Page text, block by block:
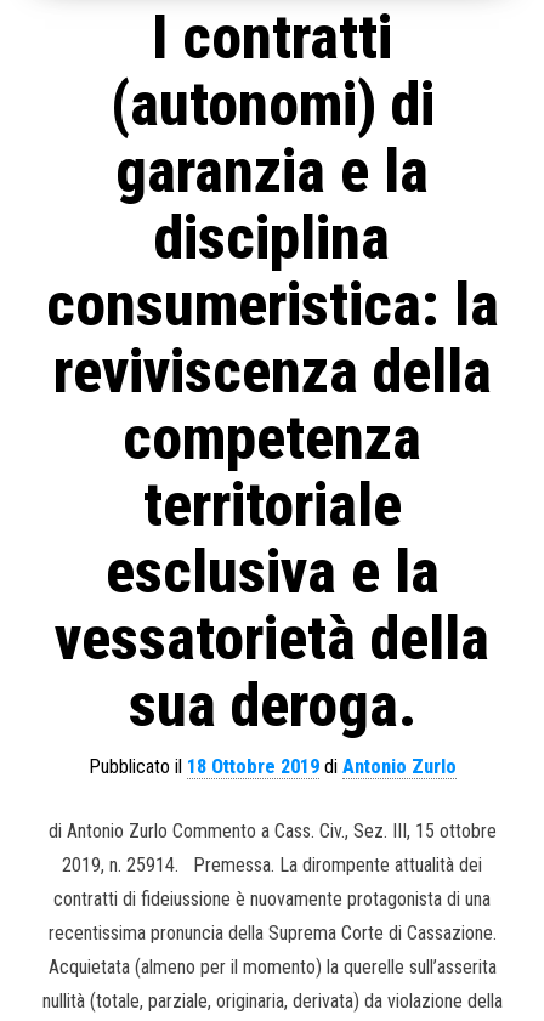
I contratti
(autonomi) di
garanzia e la
disciplina
consumeristica: la
reviviscenza della
competenza
territoriale
esclusiva e la
vessatorietà della
sua deroga.
Pubblicato il 18 Ottobre 2019di Antonio Zurlo
di Antonio Zurlo Commento a Cass. Civ., Sez. III, 15 ottobre
2019, n. 25914. Premessa. La dirompente attualità dei
contratti di fideiussione è nuovamente protagonista di una
recentissima pronuncia della Suprema Corte di Cassazione.
Acquietata (almeno per il momento) la querelle sull’asserita
nullità (totale, parziale, originaria, derivata) da violazione della